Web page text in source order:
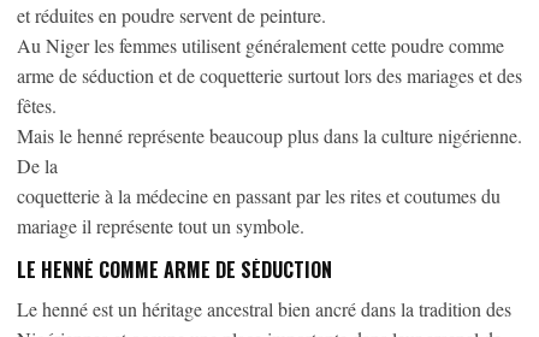
et réduites en poudre servent de peinture.
Au Niger les femmes utilisent généralement cette poudre comme
arme de séduction et de coquetterie surtout lors des mariages et des
fêtes.
Mais le henné représente beaucoup plus dans la culture nigérienne.
De la
coquetterie à la médecine en passant par les rites et coutumes du
mariage il représente tout un symbole.
LE HENNÉ COMME ARME DE SÉDUCTION
Le henné est un héritage ancestral bien ancré dans la tradition des